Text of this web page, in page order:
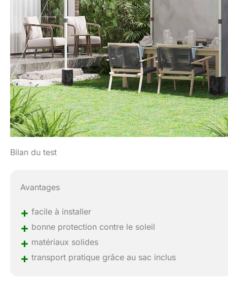
Bilan du test
Avantages
+ facile à installer
+ bonne protection contre le soleil
+ matériaux solides
+ transport pratique grâce au sac inclus